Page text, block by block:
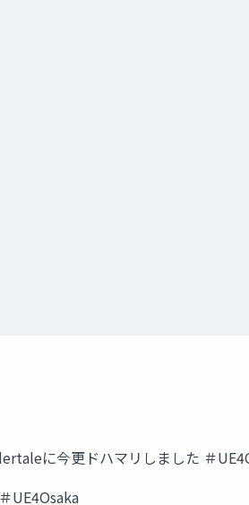
に今更ドハマリしました ＃
UE4Osaka